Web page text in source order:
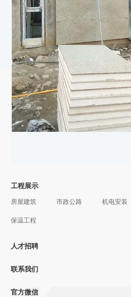
关于我们
公司简介 组织架构 企业文化
工程展示
房屋建筑 市政公路 机电安装
保温工程
人才招聘
联系我们
官方微信